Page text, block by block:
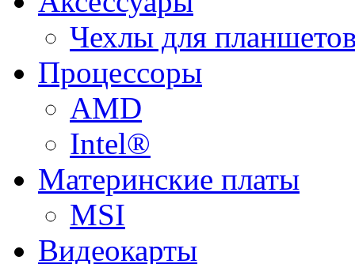
Чехлы для
Процессоры
AMD
Intel®
Материнские платы
MSI
Видеокарты